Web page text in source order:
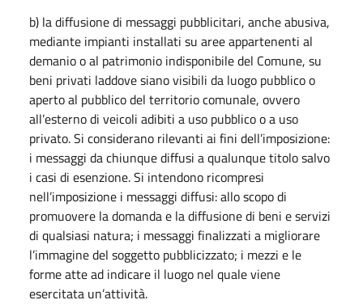
b) la diffusione di messaggi pubblicitari, anche abusiva,
mediante impianti installati su aree appartenenti al
demanio o al patrimonio indisponibile del Comune, su
beni privati laddove siano visibili da luogo pubblico o
aperto al pubblico del territorio comunale, ovvero
all’esterno di veicoli adibiti a uso pubblico o a uso
privato. Si considerano rilevanti ai fini dell’imposizione:
i messaggi da chiunque diffusi a qualunque titolo salvo
i casi di esenzione. Si intendono ricompresi
nell’imposizione i messaggi diffusi: allo scopo di
promuovere la domanda e la diffusione di beni e servizi
di qualsiasi natura; i messaggi finalizzati a migliorare
l’immagine del soggetto pubblicizzato; i mezzi e le
forme atte ad indicare il luogo nel quale viene
esercitata un’attività.